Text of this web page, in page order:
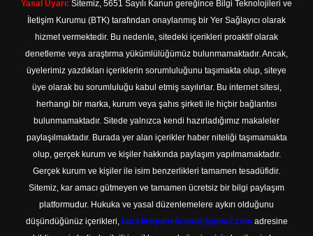
Yasal Uyarı: Sitemiz, 5651 Sayılı Kanun gereğince Bilgi Teknolojileri ve
İletişim Kurumu (BTK) tarafından onaylanmış bir Yer Sağlayıcı olarak
hizmet vermektedir. Bu nedenle, sitedeki içerikleri proaktif olarak
denetleme veya araştırma yükümlülüğümüz bulunmamaktadır. Ancak,
üyelerimiz yazdıkları içeriklerin sorumluluğunu taşımakta olup, siteye
üye olarak bu sorumluluğu kabul etmiş sayılırlar. Bu internet sitesi,
herhangi bir marka, kurum veya şahıs şirketi ile hiçbir bağlantısı
bulunmamaktadır. Sitede yalnızca kendi hazırladığımız makaleler
paylaşılmaktadır. Burada yer alan içerikler haber niteliği taşımamakta
olup, gerçek kurum ve kişiler hakkında paylaşım yapılmamaktadır.
Gerçek kurum ve kişiler ile isim benzerlikleri tamamen tesadüfidir.
Sitemiz, kar amacı gütmeyen ve tamamen ücretsiz bir bilgi paylaşım
platformudur. Hukuka ve yasal düzenlemelere aykırı olduğunu
düşündüğünüz içerikleri, backlinkpanelicomtr@gmail.com adresine